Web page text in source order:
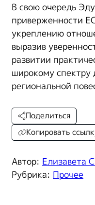
В свою очередь
приверженности
укреплению
выразив
развитии
широкому спектру
региональной
Автор: Елизавета
Рубрика: Прочее
Поделиться
Копировать